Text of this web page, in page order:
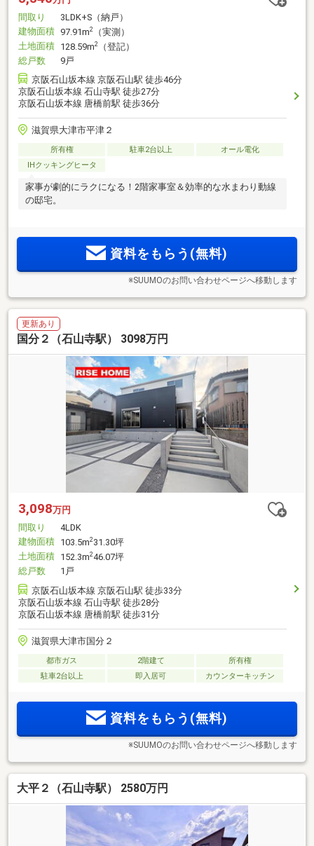
間取り
3LDK+S（納戸）
建物面積 97.91m2
（実測）
土地面積 128.59m2
（登記）
総戸数
9戸
京阪石山坂本線 京阪石山駅 徒歩46分
京阪石山坂本線 石山寺駅 徒歩27分
京阪石山坂本線 唐橋前駅 徒歩36分
滋賀県大津市平津２
所有権 駐車2台以上
オール電化
IHクッキングヒータ
家事が劇的にラクになる！2階家事室＆効率的な水まわり動線
の邸宅。
資料をもらう(無料)
※SUUMOのお問い合わせページへ移動します
更新あり
国分２（石山寺駅） 3098万円
3,098万円
間取り
4LDK
建物面積 103.5m231.30坪
土地面積 152.3m246.07坪
総戸数
1戸
京阪石山坂本線 京阪石山駅 徒歩33分
京阪石山坂本線 石山寺駅 徒歩28分
京阪石山坂本線 唐橋前駅 徒歩31分
滋賀県大津市国分２
都市ガス 2階建て
所有権
駐車2台以上
即入居可 カウンターキッチン
資料をもらう(無料)
※SUUMOのお問い合わせページへ移動します
大平２（石山寺駅） 2580万円